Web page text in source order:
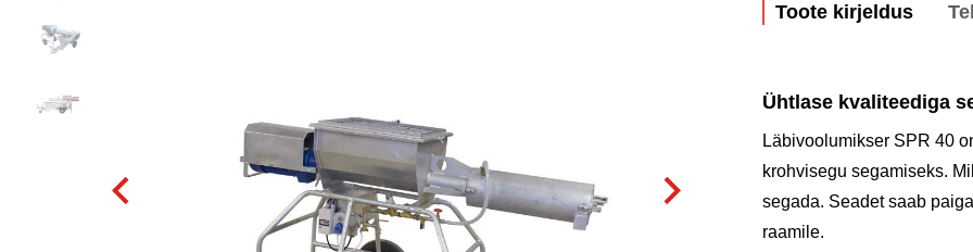
Toote kirjeldus
Ühtlase kvaliteediga
Läbivoolumikser SPR 40
krohvisegu segamiseks.
segada. Seadet saab
raamile.